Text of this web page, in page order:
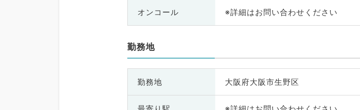
オンコール ※詳細はお問い合わせください
勤務地
勤務地 大阪府大阪市生野区